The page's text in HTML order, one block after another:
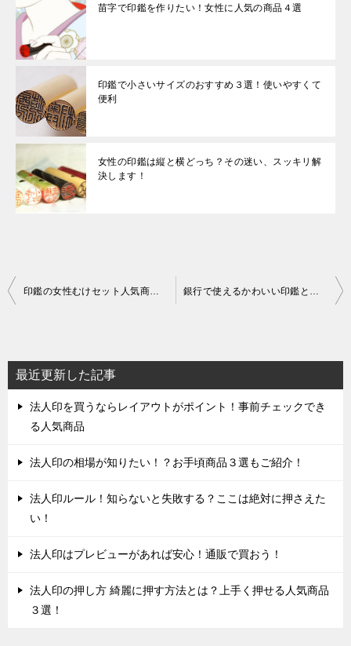
苗字で印鑑を作りたい！女性に人気の商品４選
印鑑で小さいサイズのおすすめ３選！使いやすくて
便利
女性の印鑑は縦と横どっち？その迷い、スッキリ解
決します！
投
ビ
ゲ
ー
ョ
最近更新した記事
法人印を買うならレイアウトがポイント！事前チェックでき
る人気商品
法人印の相場が知りたい！？お手頃商品３選もご紹介！
法人印ルール！知らないと失敗する？ここは絶対に押さえた
い！
法人印はプレビューがあれば安心！通販で買おう！
法人印の押し方 綺麗に押す方法とは？上手く押せる人気商品
３選！